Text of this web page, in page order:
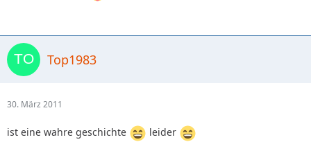
Top1983
30. März 2011
ist eine wahre geschichte leider